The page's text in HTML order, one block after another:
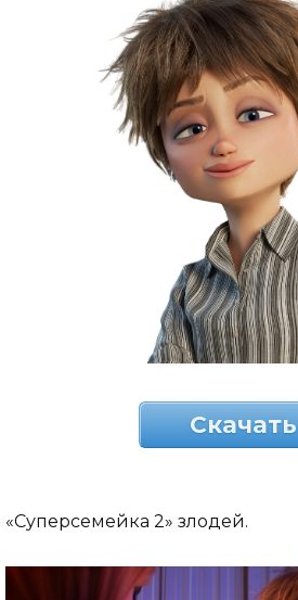
Скачать
«Суперсемейка 2» злодей.